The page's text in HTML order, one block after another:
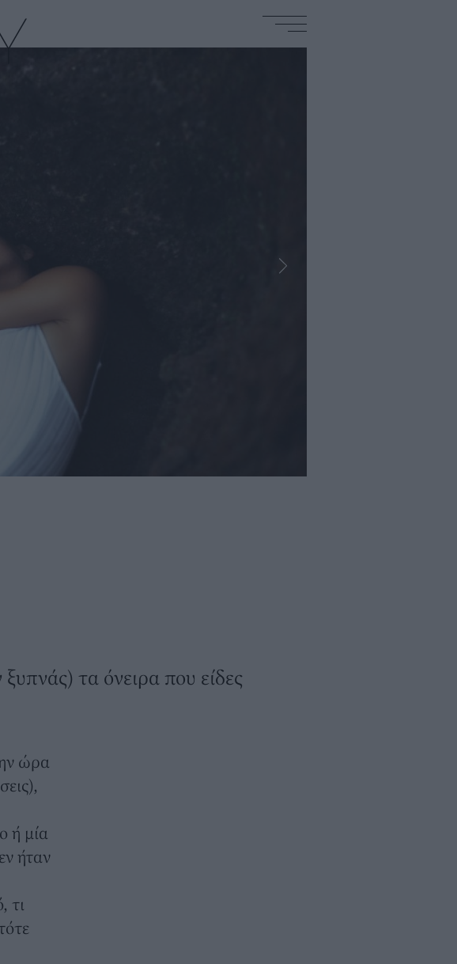
τα όνειρα που είδες
ώρα
ή μία
ήταν
τι